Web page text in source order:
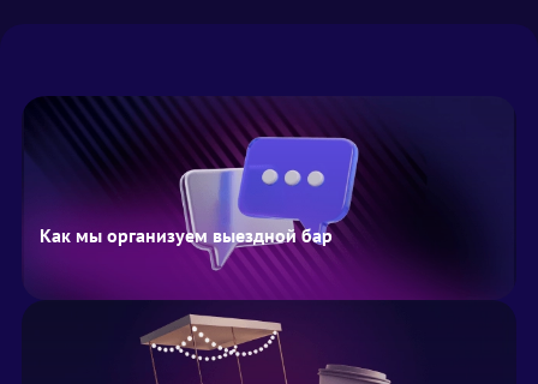
Как мы организуем выездной бар